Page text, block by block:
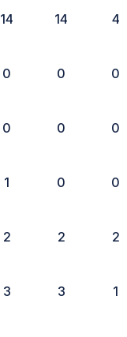
14 14 4
0 0 0
0 0 0
1 0 0
2 2 2
3 3 1